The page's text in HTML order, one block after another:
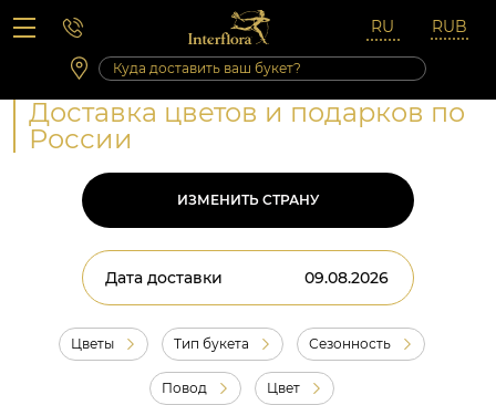
Вопросы-ответы
Сб 10:00 ‐ 14:00
Выходные и праздничные дни
Доставка цветов и подарков по
России
ИЗМЕНИТЬ СТРАНУ
Дата доставки
Цветы Тип букета Сезонность
Повод Цвет